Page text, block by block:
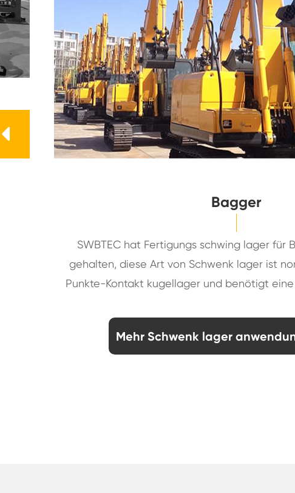
Bagger
SWBTEC hat Fertigungs schwing lager für
gehalten, diese Art von Schwenk lager ist
Punkte-Kontakt kugellager und benötigt
Mehr Schwenk lager